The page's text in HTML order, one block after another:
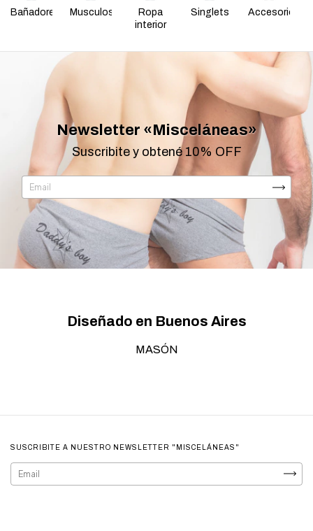
Bañadores Musculosas
Ropa
interior
Singlets Accesorios
Newsletter «Misceláneas»
Suscribite y obtené 10% OFF
Diseñado en Buenos Aires
MASÓN
SUSCRIBITE A NUESTRO NEWSLETTER "MISCELÁNEAS"